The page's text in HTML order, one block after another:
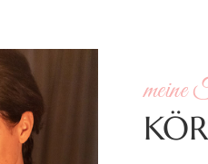
meine